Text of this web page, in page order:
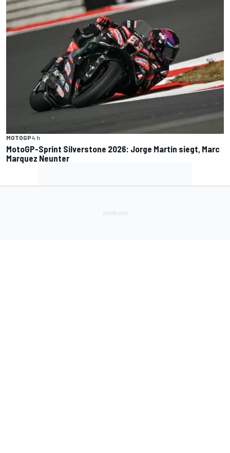
MOTOGP4 h
MotoGP-Sprint Silverstone 2026: Jorge Martin siegt, Marc
Marquez Neunter